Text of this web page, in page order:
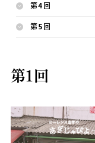
第４回
第５回
第１回